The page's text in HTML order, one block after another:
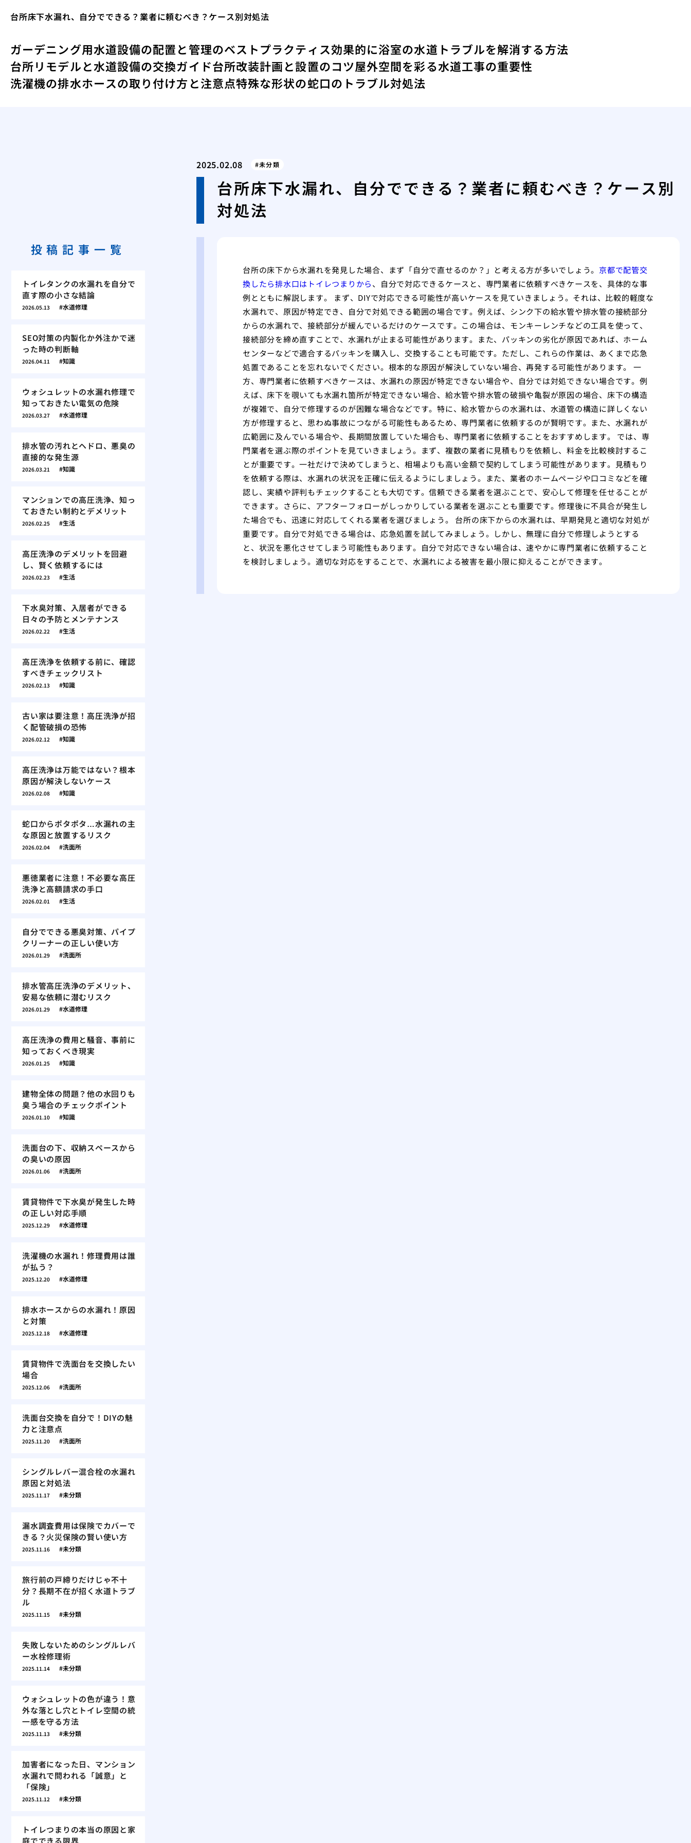
台所床下水漏れ、自分でできる？業者に頼むべき？ケース別対処法
ガーデニング用水道設備の配置と管理のベストプラクティス効果的に浴室の水道トラブルを解消する方法
台所リモデルと水道設備の交換ガイド台所改装計画と設置のコツ屋外空間を彩る水道工事の重要性
洗濯機の排水ホースの取り付け方と注意点特殊な形状の蛇口のトラブル対処法
2025.02.08 未分類
台所床下水漏れ、自分でできる？業者に頼むべき？ケース別
対処法
台所の床下から水漏れを発見した場合、まず「自分で直せるのか？」と考える方が多いでしょう。 京都で配管交
換したら排水口はトイレつまりから、自分で対応できるケースと、専門業者に依頼すべきケースを、具体的な事
例とともに解説します。 まず、DIYで対応できる可能性が高いケースを見ていきましょう。それは、比較的軽度な
水漏れで、原因が特定でき、自分で対処できる範囲の場合です。例えば、シンク下の給水管や排水管の接続部分
からの水漏れで、接続部分が緩んでいるだけのケースです。この場合は、モンキーレンチなどの工具を使って、
接続部分を締め直すことで、水漏れが止まる可能性があります。また、パッキンの劣化が原因であれば、ホーム
センターなどで適合するパッキンを購入し、交換することも可能です。ただし、これらの作業は、あくまで応急
処置であることを忘れないでください。根本的な原因が解決していない場合、再発する可能性があります。 一
方、専門業者に依頼すべきケースは、水漏れの原因が特定できない場合や、自分では対処できない場合です。例
えば、床下を覗いても水漏れ箇所が特定できない場合、給水管や排水管の破損や亀裂が原因の場合、床下の構造
が複雑で、自分で修理するのが困難な場合などです。特に、給水管からの水漏れは、水道管の構造に詳しくない
方が修理すると、思わぬ事故につながる可能性もあるため、専門業者に依頼するのが賢明です。また、水漏れが
広範囲に及んでいる場合や、長期間放置していた場合も、専門業者に依頼することをおすすめします。 では、専
門業者を選ぶ際のポイントを見ていきましょう。まず、複数の業者に見積もりを依頼し、料金を比較検討するこ
とが重要です。一社だけで決めてしまうと、相場よりも高い金額で契約してしまう可能性があります。見積もり
を依頼する際は、水漏れの状況を正確に伝えるようにしましょう。また、業者のホームページや口コミなどを確
認し、実績や評判もチェックすることも大切です。信頼できる業者を選ぶことで、安心して修理を任せることが
できます。さらに、アフターフォローがしっかりしている業者を選ぶことも重要です。修理後に不具合が発生し
た場合でも、迅速に対応してくれる業者を選びましょう。 台所の床下からの水漏れは、早期発見と適切な対処が
重要です。自分で対処できる場合は、応急処置を試してみましょう。しかし、無理に自分で修理しようとする
と、状況を悪化させてしまう可能性もあります。自分で対応できない場合は、速やかに専門業者に依頼すること
を検討しましょう。適切な対応をすることで、水漏れによる被害を最小限に抑えることができます。
投稿記事一覧
トイレタンクの水漏れを自分で
直す際の小さな結論
2026.05.13 水道修理
SEO対策の内製化か外注かで迷
った時の判断軸
2026.04.11 知識
ウォシュレットの水漏れ修理で
知っておきたい電気の危険
2026.03.27 水道修理
排水管の汚れとヘドロ、悪臭の
直接的な発生源
2026.03.21 知識
マンションでの高圧洗浄、知っ
ておきたい制約とデメリット
2026.02.25 生活
高圧洗浄のデメリットを回避
し、賢く依頼するには
2026.02.23 生活
下水臭対策、入居者ができる
日々の予防とメンテナンス
2026.02.22 生活
高圧洗浄を依頼する前に、確認
すべきチェックリスト
2026.02.13 知識
古い家は要注意！高圧洗浄が招
く配管破損の恐怖
2026.02.12 知識
高圧洗浄は万能ではない？根本
原因が解決しないケース
2026.02.08 知識
蛇口からポタポタ…水漏れの主
な原因と放置するリスク
2026.02.04 洗面所
悪徳業者に注意！不必要な高圧
洗浄と高額請求の手口
2026.02.01 生活
自分でできる悪臭対策、パイプ
クリーナーの正しい使い方
2026.01.29 洗面所
排水管高圧洗浄のデメリット、
安易な依頼に潜むリスク
2026.01.29 水道修理
高圧洗浄の費用と騒音、事前に
知っておくべき現実
2026.01.25 知識
建物全体の問題？他の水回りも
臭う場合のチェックポイント
2026.01.10 知識
洗面台の下、収納スペースから
の臭いの原因
2026.01.06 洗面所
賃貸物件で下水臭が発生した時
の正しい対応手順
2025.12.29 水道修理
洗濯機の水漏れ！修理費用は誰
が払う？
2025.12.20 水道修理
排水ホースからの水漏れ！原因
と対策
2025.12.18 水道修理
賃貸物件で洗面台を交換したい
場合
2025.12.06 洗面所
洗面台交換を自分で！DIYの魅
力と注意点
2025.11.20 洗面所
シングルレバー混合栓の水漏れ
原因と対処法
2025.11.17 未分類
漏水調査費用は保険でカバーで
きる？火災保険の賢い使い方
2025.11.16 未分類
旅行前の戸締りだけじゃ不十
分？長期不在が招く水道トラブ
ル
2025.11.15 未分類
失敗しないためのシングルレバ
ー水栓修理術
2025.11.14 未分類
ウォシュレットの色が違う！意
外な落とし穴とトイレ空間の統
一感を守る方法
2025.11.13 未分類
加害者になった日、マンション
水漏れで問われる「誠意」と
「保険」
2025.11.12 未分類
トイレつまりの本当の原因と家
庭でできる限界